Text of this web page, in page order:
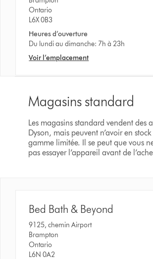
Ontario
L6X 0B3
Heures d’ouverture
Du lundi au dimanche: 7h à 23h
Voir l’emplacement
Magasins standard
Les magasins standard vendent des
Dyson, mais peuvent n’avoir en stock
gamme limitée. Il se peut que vous
pas essayer l’appareil avant de
Bed Bath & Beyond
9125, chemin Airport
Brampton
Ontario
L6N 0A2